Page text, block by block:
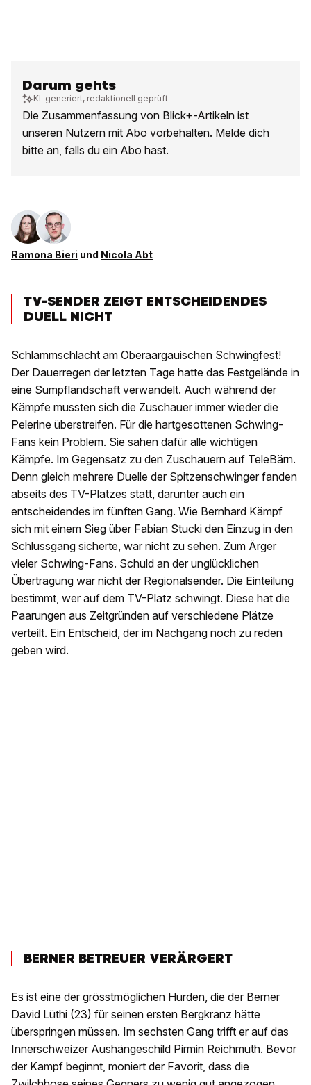
Darum gehts
KI-generiert, redaktionell geprüft
Die Zusammenfassung von Blick+-Artikeln ist
unseren Nutzern mit Abo vorbehalten. Melde dich
bitte an, falls du ein Abo hast.
Ramona Bieri und Nicola Abt
TV-SENDER ZEIGT ENTSCHEIDENDES
DUELL NICHT
Schlammschlacht am Oberaargauischen Schwingfest!
Der Dauerregen der letzten Tage hatte das Festgelände in
eine Sumpflandschaft verwandelt. Auch während der
Kämpfe mussten sich die Zuschauer immer wieder die
Pelerine überstreifen. Für die hartgesottenen Schwing-
Fans kein Problem. Sie sahen dafür alle wichtigen
Kämpfe. Im Gegensatz zu den Zuschauern auf TeleBärn.
Denn gleich mehrere Duelle der Spitzenschwinger fanden
abseits des TV-Platzes statt, darunter auch ein
entscheidendes im fünften Gang. Wie Bernhard Kämpf
sich mit einem Sieg über Fabian Stucki den Einzug in den
Schlussgang sicherte, war nicht zu sehen. Zum Ärger
vieler Schwing-Fans. Schuld an der unglücklichen
Übertragung war nicht der Regionalsender. Die Einteilung
bestimmt, wer auf dem TV-Platz schwingt. Diese hat die
Paarungen aus Zeitgründen auf verschiedene Plätze
verteilt. Ein Entscheid, der im Nachgang noch zu reden
geben wird.
BERNER BETREUER VERÄRGERT
Es ist eine der grösstmöglichen Hürden, die der Berner
David Lüthi (23) für seinen ersten Bergkranz hätte
überspringen müssen. Im sechsten Gang trifft er auf das
Innerschweizer Aushängeschild Pirmin Reichmuth. Bevor
der Kampf beginnt, moniert der Favorit, dass die